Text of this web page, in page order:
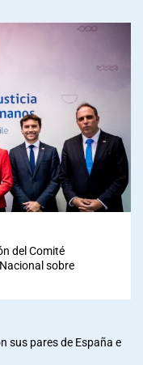
del Comité
sobre
sus pares de España e